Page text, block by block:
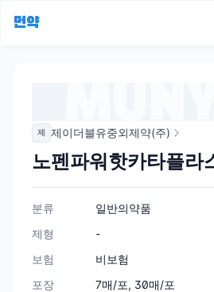
먼약
제 제이더블유중외제약(주)
노펜파워핫카타플라
분류
일반의약품
제형
-
보험
비보험
포장
7매/포, 30매/포